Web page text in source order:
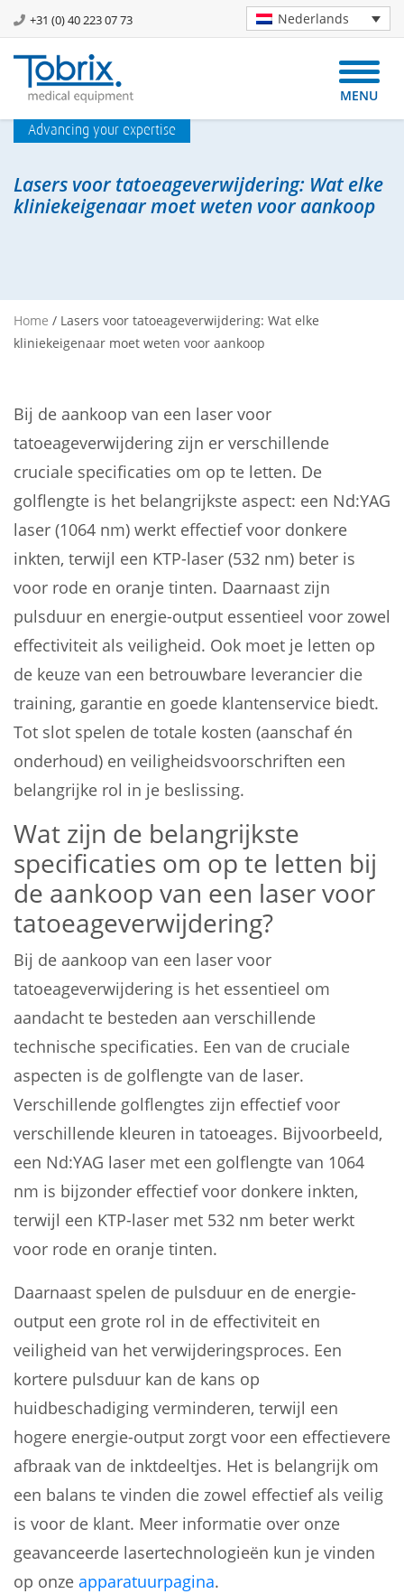
+31 (0) 40 223 07 73 Nederlands
MENU
Advancing your expertise
Lasers voor tatoeageverwijdering: Wat elke
kliniekeigenaar moet weten voor aankoop
Home / Lasers voor tatoeageverwijdering: Wat elke
kliniekeigenaar moet weten voor aankoop
Bij de aankoop van een laser voor
tatoeageverwijdering zijn er verschillende
cruciale specificaties om op te letten. De
golflengte is het belangrijkste aspect: een Nd:YAG
laser (1064 nm) werkt effectief voor donkere
inkten, terwijl een KTP-laser (532 nm) beter is
voor rode en oranje tinten. Daarnaast zijn
pulsduur en energie-output essentieel voor zowel
effectiviteit als veiligheid. Ook moet je letten op
de keuze van een betrouwbare leverancier die
training, garantie en goede klantenservice biedt.
Tot slot spelen de totale kosten (aanschaf én
onderhoud) en veiligheidsvoorschriften een
belangrijke rol in je beslissing.
Wat zijn de belangrijkste
specificaties om op te letten bij
de aankoop van een laser voor
tatoeageverwijdering?
Bij de aankoop van een laser voor
tatoeageverwijdering is het essentieel om
aandacht te besteden aan verschillende
technische specificaties. Een van de cruciale
aspecten is de golflengte van de laser.
Verschillende golflengtes zijn effectief voor
verschillende kleuren in tatoeages. Bijvoorbeeld,
een Nd:YAG laser met een golflengte van 1064
nm is bijzonder effectief voor donkere inkten,
terwijl een KTP-laser met 532 nm beter werkt
voor rode en oranje tinten.
Daarnaast spelen de pulsduur en de energie-
output een grote rol in de effectiviteit en
veiligheid van het verwijderingsproces. Een
kortere pulsduur kan de kans op
huidbeschadiging verminderen, terwijl een
hogere energie-output zorgt voor een effectievere
afbraak van de inktdeeltjes. Het is belangrijk om
een balans te vinden die zowel effectief als veilig
is voor de klant. Meer informatie over onze
geavanceerde lasertechnologieën kun je vinden
op onze apparatuurpagina.